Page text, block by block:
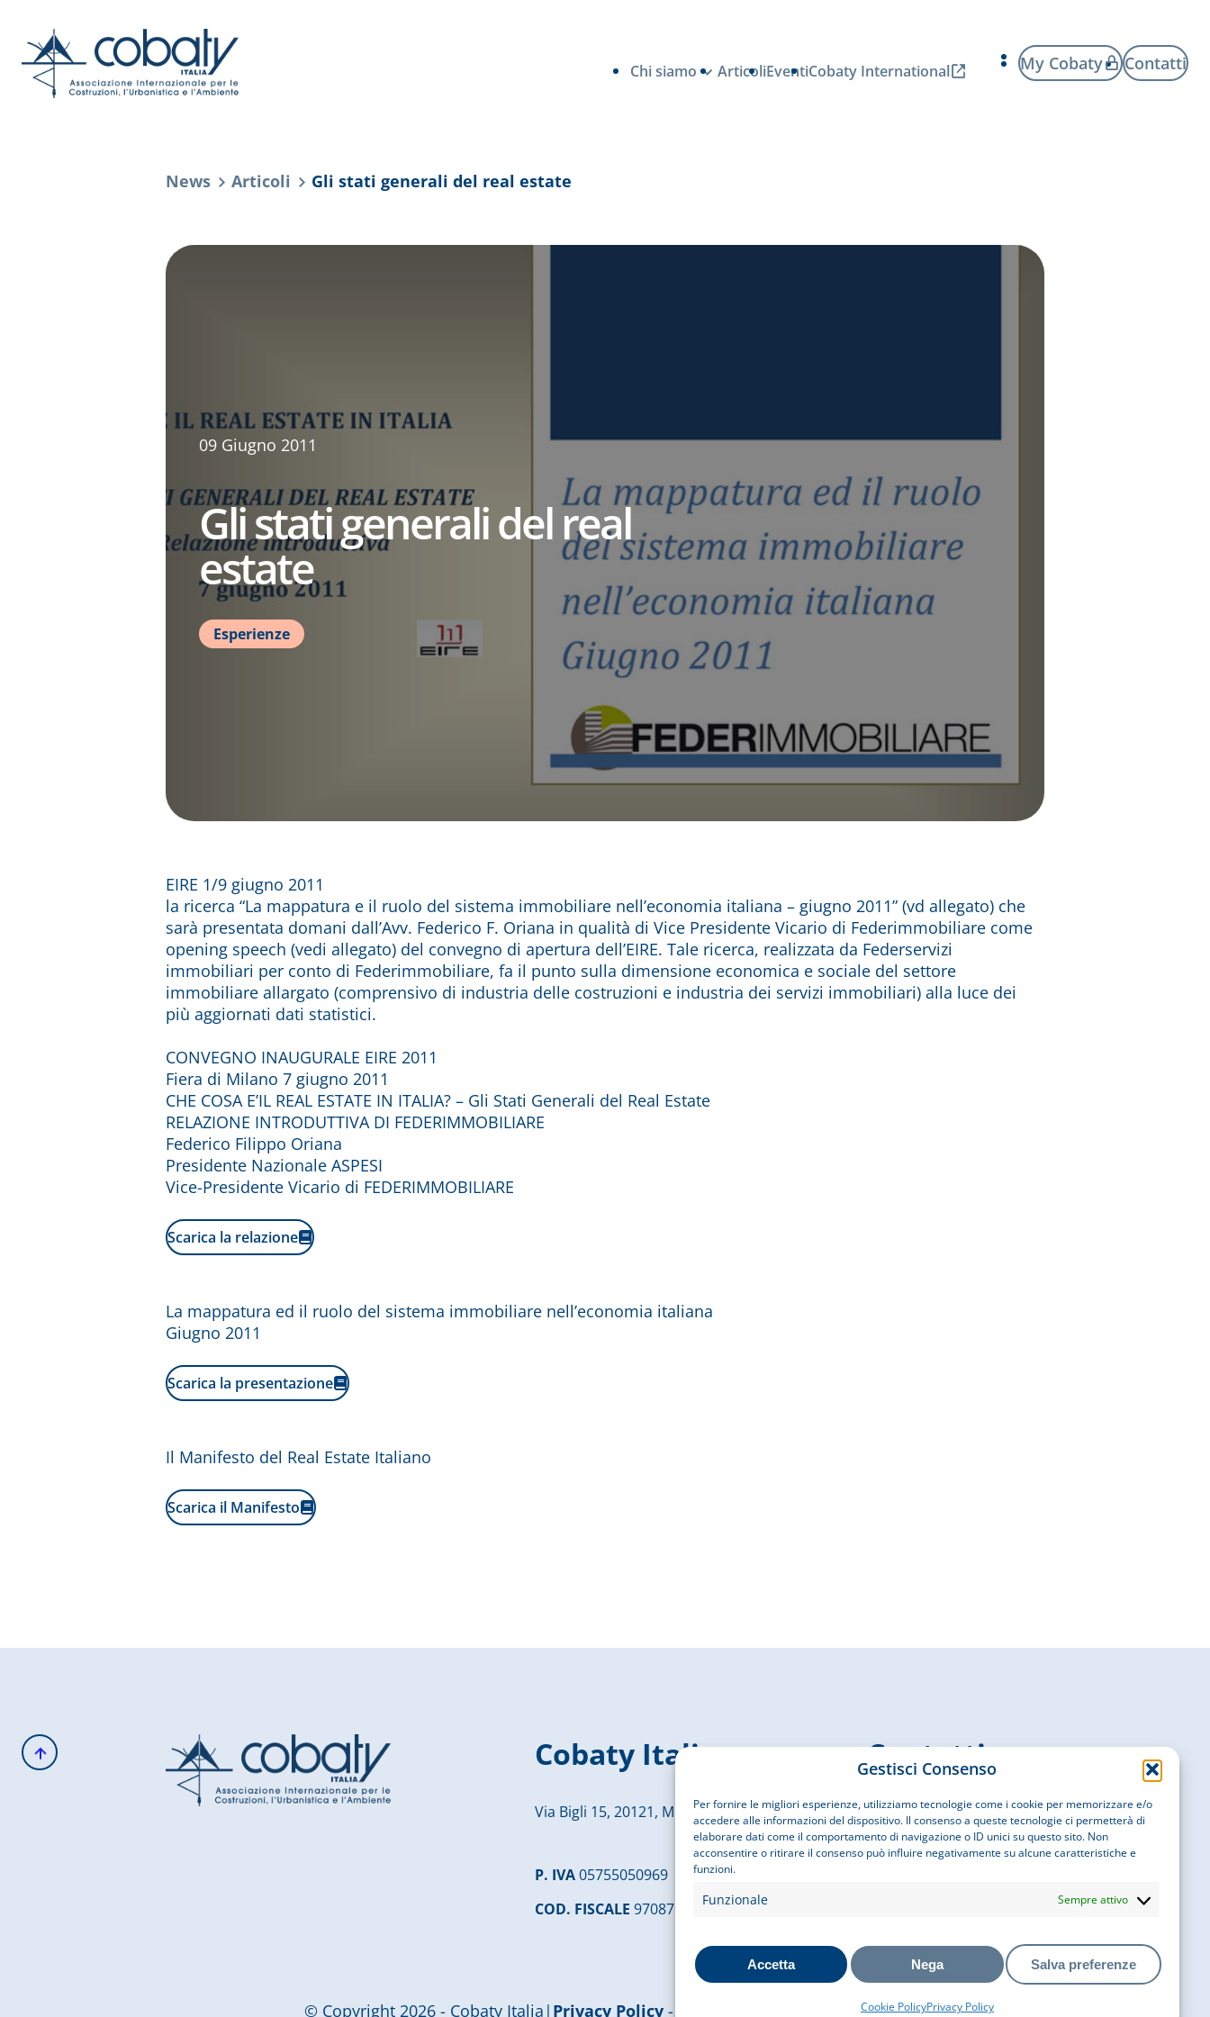
Gestisci Consenso
Per fornire le migliori esperienze, utilizziamo tecnologie come i cookie per memorizzare e/o
accedere alle informazioni del dispositivo. Il consenso a queste tecnologie ci permetterà di
elaborare dati come il comportamento di navigazione o ID unici su questo sito. Non
acconsentire o ritirare il consenso può influire negativamente su alcune caratteristiche e
funzioni.
Funzionale Sempre attivo
Accetta Nega Salva preferenze
Cookie PolicyPrivacy Policy
Chi siamo ArticoliEventiCobaty International My Cobaty Contatti
News Articoli Gli stati generali del real estate
09 Giugno 2011
Gli stati generali del real
estate
Esperienze
EIRE 1/9 giugno 2011
la ricerca “La mappatura e il ruolo del sistema immobiliare nell’economia italiana – giugno 2011” (vd allegato) che
sarà presentata domani dall’Avv. Federico F. Oriana in qualità di Vice Presidente Vicario di Federimmobiliare come
opening speech (vedi allegato) del convegno di apertura dell’EIRE. Tale ricerca, realizzata da Federservizi
immobiliari per conto di Federimmobiliare, fa il punto sulla dimensione economica e sociale del settore
immobiliare allargato (comprensivo di industria delle costruzioni e industria dei servizi immobiliari) alla luce dei
più aggiornati dati statistici.
CONVEGNO INAUGURALE EIRE 2011
Fiera di Milano 7 giugno 2011
CHE COSA E’IL REAL ESTATE IN ITALIA? – Gli Stati Generali del Real Estate
RELAZIONE INTRODUTTIVA DI FEDERIMMOBILIARE
Federico Filippo Oriana
Presidente Nazionale ASPESI
Vice-Presidente Vicario di FEDERIMMOBILIARE
Scarica la relazione
La mappatura ed il ruolo del sistema immobiliare nell’economia italiana
Giugno 2011
Scarica la presentazione
Il Manifesto del Real Estate Italiano
Scarica il Manifesto
Cobaty Italia
Via Bigli 15, 20121, Milano
P. IVA05755050969
COD. FISCALE 97087610156
Contatti
EMAILinfo@cobatyitalia.it
© Copyright 2026 - Cobaty Italia | Privacy Policy- Mappa del sito